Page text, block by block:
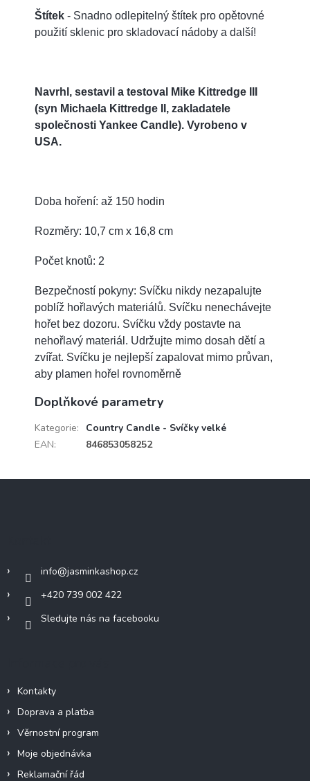
Štítek - Snadno odlepitelný štítek pro opětovné
použití sklenic pro skladovací nádoby a další!
Navrhl, sestavil a testoval Mike Kittredge III
(syn Michaela Kittredge II, zakladatele
společnosti Yankee Candle). Vyrobeno v
USA.
Doba hoření: až 150 hodin
Rozměry: 10,7 cm x 16,8 cm
Počet knotů: 2
Bezpečností pokyny: Svíčku nikdy nezapalujte
poblíž hořlavých materiálů. Svíčku nenechávejte
hořet bez dozoru. Svíčku vždy postavte na
nehořlavý materiál. Udržujte mimo dosah dětí a
zvířat. Svíčku je nejlepší zapalovat mimo průvan,
aby plamen hořel rovnoměrně
Doplňkové parametry
Kategorie:
Country Candle - Svíčky velké
EAN: 846853058252
info@jasminkashop.cz
+420 739 002 422
Sledujte nás na facebooku
Kontakty
Doprava a platba
Věrnostní program
Moje objednávka
Reklamační řád